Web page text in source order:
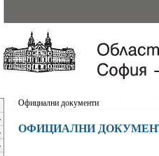
Официални документи
ОФИЦИАЛНИ